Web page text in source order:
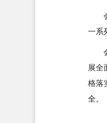
一系
展全
格落
全。